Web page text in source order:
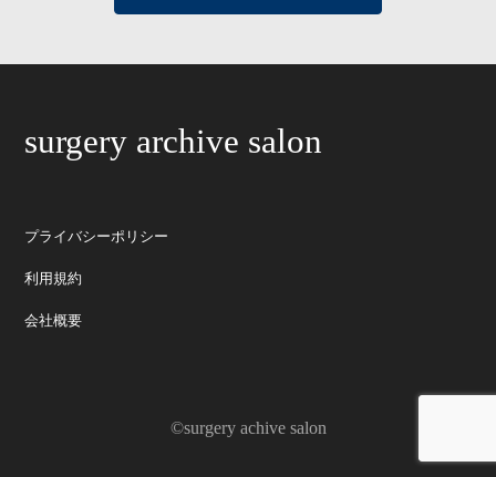
surgery archive salon
プライバシーポリシー
利用規約
会社概要
©surgery achive salon